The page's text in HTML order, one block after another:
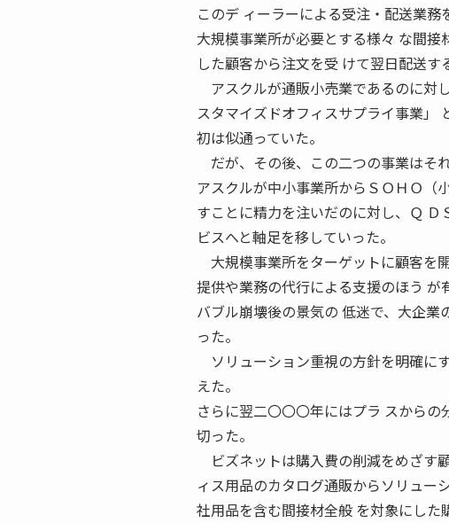
このデ ィーラーによる受注・配送業務
大規模事業所が必要とする様々 な間
した顧客から注文を受 けて翌日配送す
アスクルが通販小売業であるのに対
スタマイズドオフィスサプライ事業」
初は似通っていた。
だが、その後、この二つの事業はそ
アスクルが中小事業所からＳＯＨＯ（
すことに精力を注いだのに対し、Ｑ
ビスへと軸足を移していった。
大規模事業所をターゲットに顧客を
提供や業務の代行による支援のほう が
バブル崩壊後の景気の 低迷で、大企
った。
ソリューション重視の方針を明確に
えた。
さらに翌二〇〇〇年にはプラ スから
切った。
ビズネットは購入費の削減をめざす
ィス用品のカタログ通販からソリュー
社用品を含む間接材全般 を対象にし